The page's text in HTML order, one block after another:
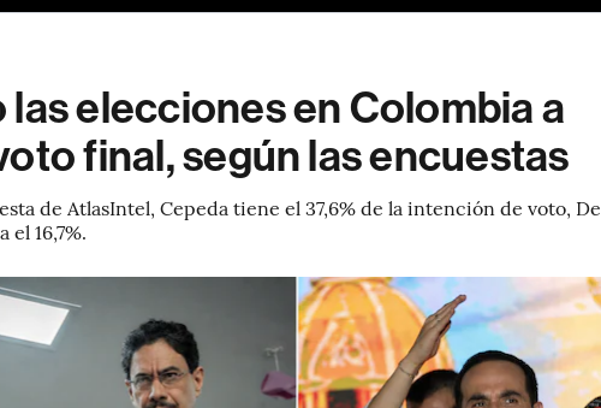
las elecciones en Colombia a
final, según las encuestas
de AtlasIntel, Cepeda tiene el 37,6% de la intención de voto, De
el 16,7%.